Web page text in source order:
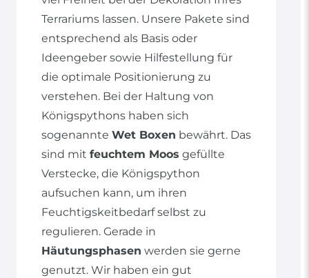
Terrariums lassen. Unsere Pakete sind
entsprechend als Basis oder
Ideengeber sowie Hilfestellung für
die optimale Positionierung zu
verstehen. Bei der Haltung von
Königspythons haben sich
sogenannte Wet Boxen bewährt. Das
sind mit feuchtem Moos gefüllte
Verstecke, die Königspython
aufsuchen kann, um ihren
Feuchtigskeitbedarf selbst zu
regulieren. Gerade in
Häutungsphasen werden sie gerne
genutzt. Wir haben ein gut